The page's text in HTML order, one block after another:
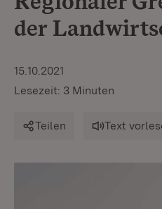
der
15.10.2021
Lesezeit: 3 Minuten
Teilen Text